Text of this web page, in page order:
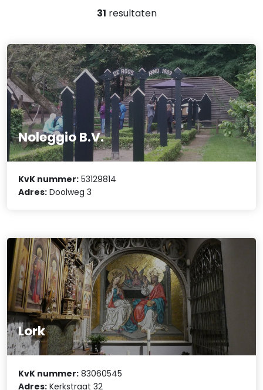
31 resultaten
Noleggio B.V.
KvK nummer: 53129814
Adres: Doolweg 3
Lork
KvK nummer: 83060545
Adres: Kerkstraat 32